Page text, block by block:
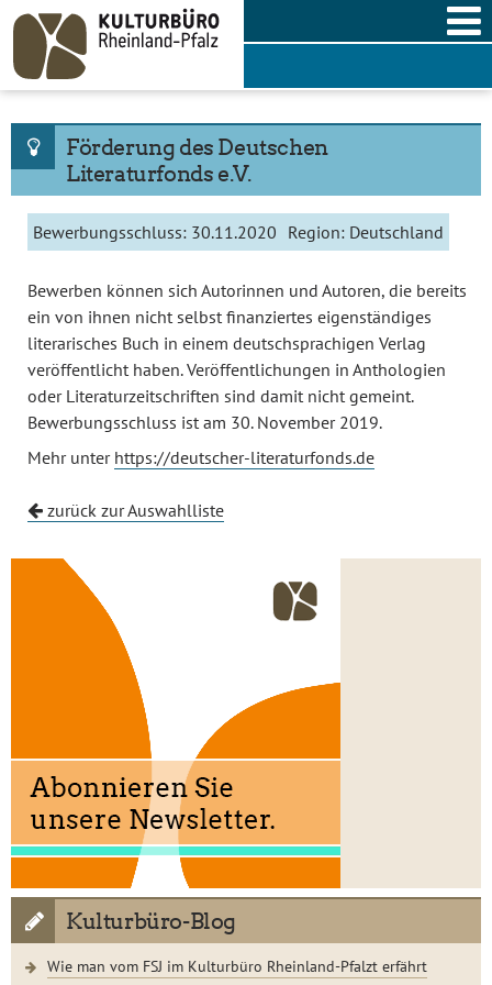
Skip
content
Förderung des Deutschen
Literaturfonds e.V.
Bewerbungsschluss: 30.11.2020 Region: Deutschland
Bewerben können sich Autorinnen und Autoren, die bereits
ein von ihnen nicht selbst finanziertes eigenständiges
literarisches Buch in einem deutschsprachigen Verlag
veröffentlicht haben. Veröffentlichungen in Anthologien
oder Literaturzeitschriften sind damit nicht gemeint.
Bewerbungsschluss ist am 30. November 2019.
Mehr unter https://deutscher-literaturfonds.de
zurück zur Auswahlliste
Kulturbüro-Blog
Wie man vom FSJ im Kulturbüro Rheinland-Pfalzt erfährt